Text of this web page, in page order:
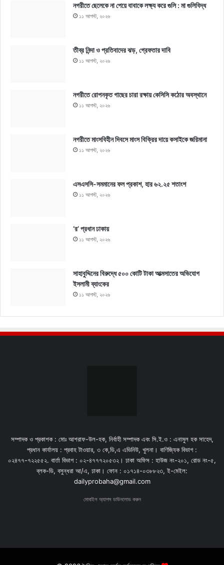
নগরীতে ছেলেকে না পেয়ে বাবাকে লক্ষ্য করে গুলি : মা গুলিবিদ্ধ
১১ আগস্ট, ২০২৬
তীব্র নিন্দা ও প্রতিবাদের ঝড়, গ্রেফতার দাবি
১১ আগস্ট, ২০২৬
নগরীতে রোপনকৃত গাছের চারা রক্ষায় কেসিসি কঠোর অবস্থানে
১১ আগস্ট, ২০২৬
নগরীতে মাংসবিহীন দিবসে মাংস বিক্রির দায়ে কসাইকে জরিমানা
১১ আগস্ট, ২০২৬
এসএসসি-সমমানের ফল প্রকাশ, হার ৬২.২৫ শতাংশ
১১ আগস্ট, ২০২৬
‘র’ প্রধান ঢাকায়
১১ আগস্ট, ২০২৬
সাহাবুদ্দিনের বিরুদ্ধে ৫০০ কোটি টাকা আত্মসাতের অভিযোগ
ইসলামী ব্যাংকের
১১ আগস্ট, ২০২৬
সম্পাদক ও প্রকাশক : মোঃ আশরাফ-উল-হক, নির্বাহী সম্পাদক এবং সি.ই.ও : এনামুল হক সাহেদ,
প্রধান কার্যালয় : প্রবাহ টাওয়ার, ৩ কে,ডি,এ এভিনিউ, খুলনা। বাণিজ্যিক বিভাগ :
০২৪৭৭-৭২২৫৫২. বার্তা বিভাগ : ০২-৪৭৭৭২০৫৩২। ঢাকা অফিস : হাউজ নং-২০১, রোড নং-৫,
ব্লক-ডি, বসুন্ধরা আ/এ, ঢাকা। ফোন : ০১৭১৪-০৩৮৮২৩, ই-মেইল:
dailyprobaha@gmail.com
মোবাইল অ্যাপস ডাউনলোড করুন